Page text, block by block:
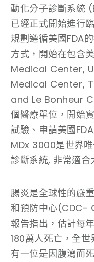
動化分子診斷系統
已經正式開始進行
規劃遵循美國FDA
方式，開始在包含
Medical Center,
Medical Center,
and Le Bonheur
個醫療單位，開始
試驗、申請美國
MDx 3000是世界
診斷系統, 非常適
腸炎是全球性的嚴
和預防中心
報告指出，估計每
180萬人死亡，全
有一位是因腹瀉而